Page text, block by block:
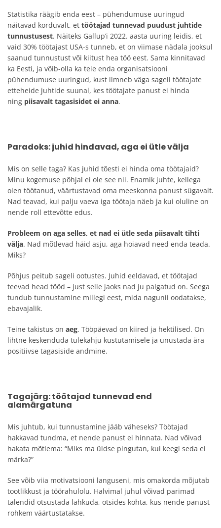
Statistika räägib enda eest – pühendumuse uuringud
näitavad korduvalt, et töötajad tunnevad puudust juhtide
tunnustusest. Näiteks Gallup’i 2022. aasta uuring leidis, et
vaid 30% töötajast USA-s tunneb, et on viimase nädala jooksul
saanud tunnustust või kiitust hea töö eest. Sama kinnitavad
ka Eesti, ja võib-olla ka teie enda organisatsiooni
pühendumuse uuringud, kust ilmneb väga sageli töötajate
etteheide juhtide suunal, kes töötajate panust ei hinda
ning piisavalt tagasisidet ei anna.
Paradoks: juhid hindavad, aga ei ütle välja
Mis on selle taga? Kas juhid tõesti ei hinda oma töötajaid?
Minu kogemuse põhjal ei ole see nii. Enamik juhte, kellega
olen töötanud, väärtustavad oma meeskonna panust sügavalt.
Nad teavad, kui palju vaeva iga töötaja näeb ja kui oluline on
nende roll ettevõtte edus.
Probleem on aga selles, et nad ei ütle seda piisavalt tihti
välja. Nad mõtlevad häid asju, aga hoiavad need enda teada.
Miks?
Põhjus peitub sageli ootustes. Juhid eeldavad, et töötajad
teevad head tööd – just selle jaoks nad ju palgatud on. Seega
tundub tunnustamine millegi eest, mida nagunii oodatakse,
ebavajalik.
Teine takistus on aeg. Tööpäevad on kiired ja hektilised. On
lihtne keskenduda tulekahju kustutamisele ja unustada ära
positiivse tagasiside andmine.
Tagajärg: töötajad tunnevad end
alamärgatuna
Mis juhtub, kui tunnustamine jääb väheseks? Töötajad
hakkavad tundma, et nende panust ei hinnata. Nad võivad
hakata mõtlema: “Miks ma üldse pingutan, kui keegi seda ei
märka?”
See võib viia motivatsiooni languseni, mis omakorda mõjutab
tootlikkust ja töörahulolu. Halvimal juhul võivad parimad
talendid otsustada lahkuda, otsides kohta, kus nende panust
rohkem väärtustatakse.